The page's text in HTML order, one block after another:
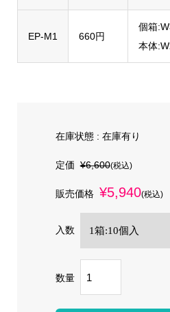
EP-M1 660円
個箱
本体
在庫状態 : 在庫有り
定価¥6,600(税込)
販売価格 ¥5,940(税込)
入数
数量